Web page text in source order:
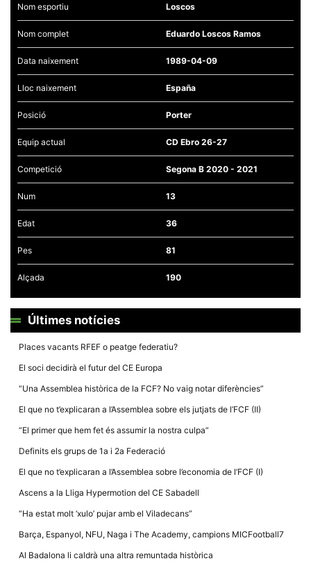
Nom esportiu Loscos
Nom complet Eduardo Loscos Ramos
Data naixement 1989-04-09
Lloc naixement España
Posició Porter
Equip actual CD Ebro 26-27
Competició Segona B 2020 - 2021
Num 13
Edat 36
Pes 81
Alçada 190
Últimes notícies
Places vacants RFEF o peatge federatiu?
El soci decidirà el futur del CE Europa
“Una Assemblea històrica de la FCF? No vaig notar diferències”
El que no t’explicaran a l’Assemblea sobre els jutjats de l’FCF (II)
“El primer que hem fet és assumir la nostra culpa”
Definits els grups de 1a i 2a Federació
El que no t’explicaran a l’Assemblea sobre l’economia de l’FCF (I)
Ascens a la Lliga Hypermotion del CE Sabadell
“Ha estat molt ‘xulo’ pujar amb el Viladecans”
Barça, Espanyol, NFU, Naga i The Academy, campions MICFootball7
Al Badalona li caldrà una altra remuntada històrica
Necessàries
Aquestes
opcionals,
són
necessàries
per al
funcionament
estadístiques
la funcionalitat
d'usuari
components
dades en el seu
permeten que el
bé com sigui
rebutja
cookies